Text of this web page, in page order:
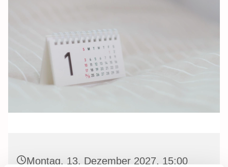
Montag, 13. Dezember 2027, 15:00